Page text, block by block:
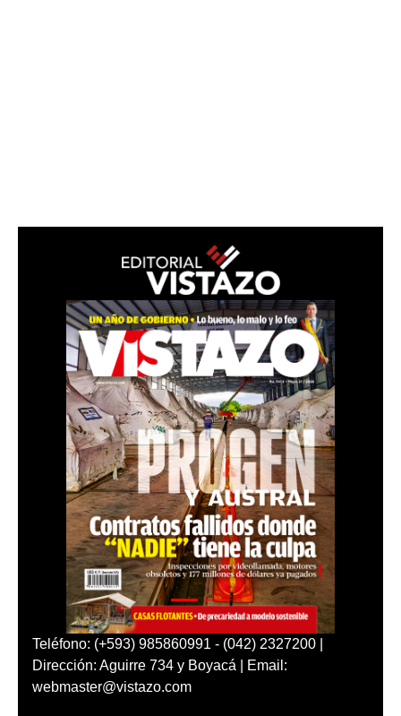
Teléfono: (+593) 985860991 - (042) 2327200 |
Dirección: Aguirre 734 y Boyacá | Email:
webmaster@vistazo.com